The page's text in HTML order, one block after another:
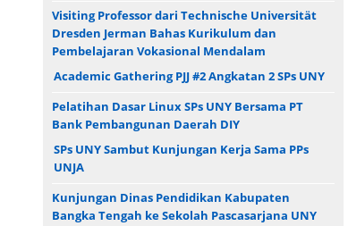
Visiting Professor dari Technische Universität
Dresden Jerman Bahas Kurikulum dan
Pembelajaran Vokasional Mendalam
Academic Gathering PJJ #2 Angkatan 2 SPs UNY
Pelatihan Dasar Linux SPs UNY Bersama PT
Bank Pembangunan Daerah DIY
SPs UNY Sambut Kunjungan Kerja Sama PPs
UNJA
Kunjungan Dinas Pendidikan Kabupaten
Bangka Tengah ke Sekolah Pascasarjana UNY